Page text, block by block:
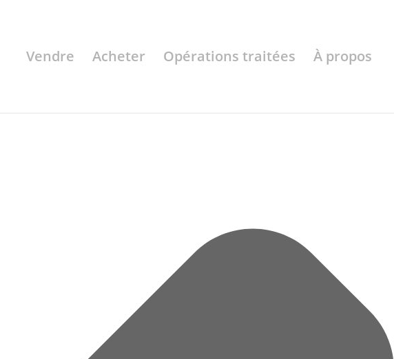
Vendre Acheter Opérations traitées À propos